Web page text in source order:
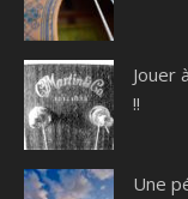
Jouer
!!
Une